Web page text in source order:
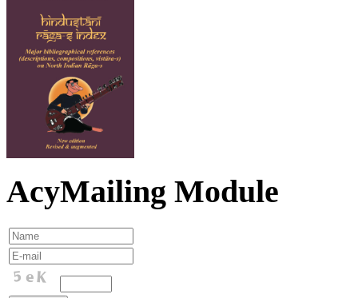
AcyMailing Module